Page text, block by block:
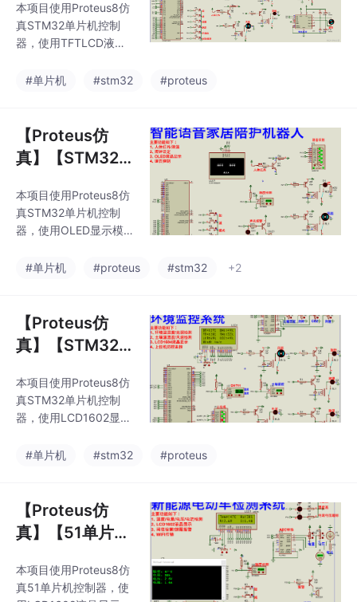
调、窗户和灯光；手动
模式通过按键独立控制
各设备；语音模式采用
功能。所有数据通过ES
置。系统设计注重多模
M32的智能家居
控制系统
本项目使用Proteus8仿
真STM32单片机控制
器，使用TFTLCD液
流电机驱动、声光报
PM2.5烟雾传感器、人
体红外传感器、语音识
别、继电器控制模块
行后，TFTLCD液晶显
示传感器检测的温湿
度、光线强度、PM2.5
值；还显示了对应设备
式，可通过K
#单片机 #stm32 #proteus
【Proteus仿
真】【STM32
音家居陪护机器
人
本项目使用Proteus8仿
真STM32单片机控制
器，使用OLED显示模
器、DS18B20温度传感
系统运行后，OLED显
示动画效果，一段时间
后静止。当到达指定时
感应到有人后，此时可
通过K4键或语音关闭闹
铃。系统感应到有人
人体体温、时间、LED
和风扇；
#单片机 #proteus #stm32 +2
【Proteus仿
真】【STM32
传感器的环境监
控系统
本项目使用Proteus8仿
真STM32单片机控制
器，使用LCD1602显示
DS18B20温度传感器、
器、风速、加热加湿、
补光等控制器等。主要
功能：系统运行后，LC
的环境温湿度、土壤温
湿度、光照强度、CO2
#单片机 #stm32 #proteus
【Proteus仿
真】【51单片
新能源电动车检
本项目使用Proteus8仿
真51单片机控制器，使